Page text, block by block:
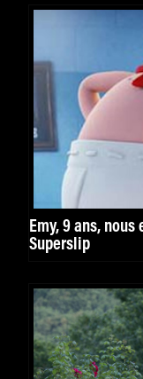
Emy, 9 ans,
Superslip